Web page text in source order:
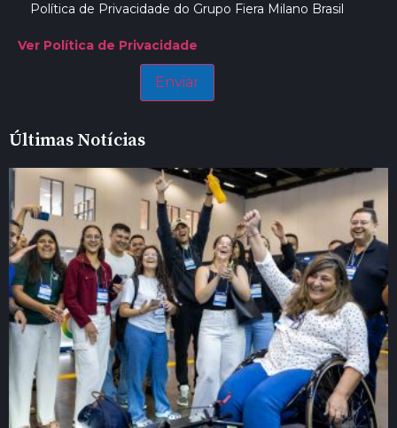
Política de Privacidade do Grupo Fiera Milano Brasil
Ver Política de Privacidade
Últimas Notícias